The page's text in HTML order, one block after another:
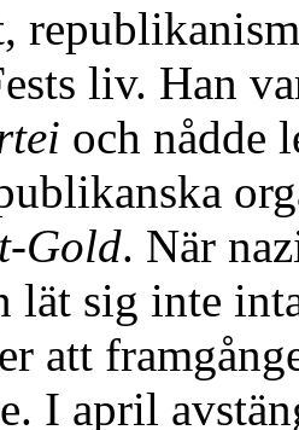
liv. Han
och nådde
Gold. När
lät sig inte
att
I april